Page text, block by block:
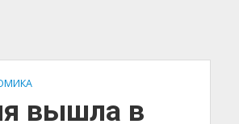
вышла в